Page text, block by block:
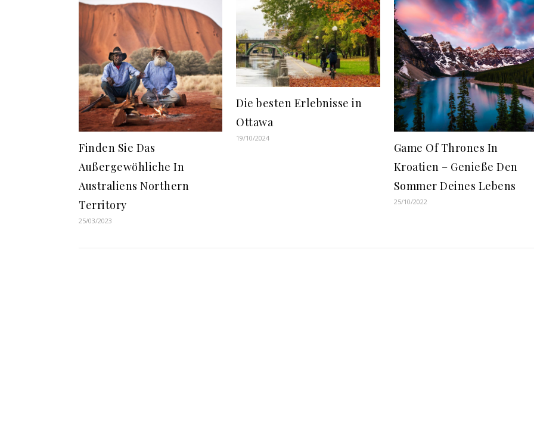
Finden Sie Das
Außergewöhliche In
Australiens Northern
Territory
25/03/2023
Die besten Erlebnisse in
Ottawa
19/10/2024
Game Of Thrones In
Kroatien – Genieße Den
Sommer Deines Lebens
25/10/2022